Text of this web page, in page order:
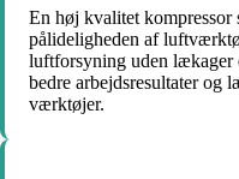
En høj kvalitet kompressor
pålideligheden af
luftforsyning uden lækager
bedre arbejdsresultater og
værktøjer.